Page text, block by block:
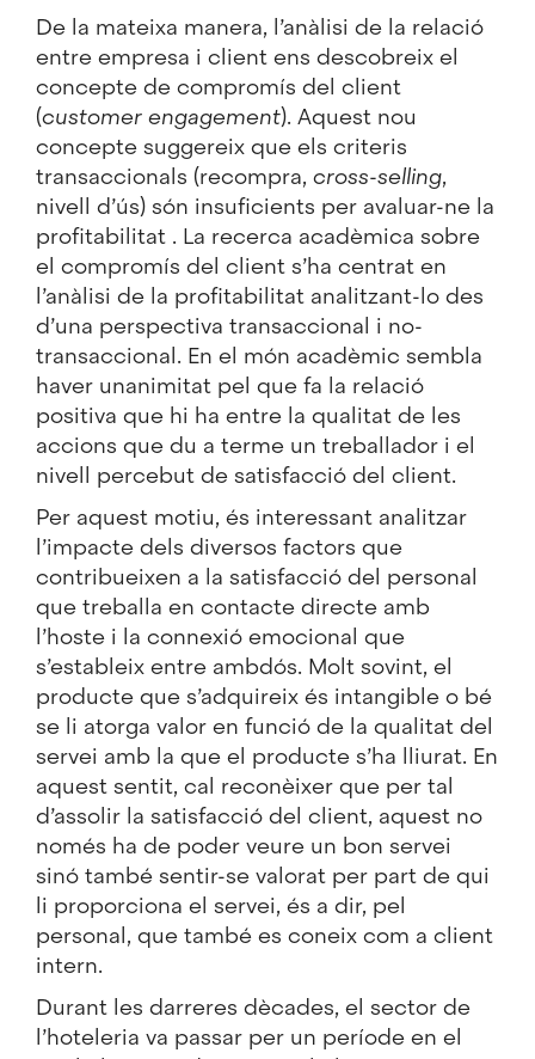
De la mateixa manera, l’anàlisi de la relació
entre empresa i client ens descobreix el
concepte de compromís del client
(customer engagement). Aquest nou
concepte suggereix que els criteris
transaccionals (recompra, cross-selling,
nivell d’ús) són insuficients per avaluar-ne la
profitabilitat . La recerca acadèmica sobre
el compromís del client s’ha centrat en
l’anàlisi de la profitabilitat analitzant-lo des
d’una perspectiva transaccional i no-
transaccional. En el món acadèmic sembla
haver unanimitat pel que fa la relació
positiva que hi ha entre la qualitat de les
accions que du a terme un treballador i el
nivell percebut de satisfacció del client.
Per aquest motiu, és interessant analitzar
l’impacte dels diversos factors que
contribueixen a la satisfacció del personal
que treballa en contacte directe amb
l’hoste i la connexió emocional que
s’estableix entre ambdós. Molt sovint, el
producte que s’adquireix és intangible o bé
se li atorga valor en funció de la qualitat del
servei amb la que el producte s’ha lliurat. En
aquest sentit, cal reconèixer que per tal
d’assolir la satisfacció del client, aquest no
només ha de poder veure un bon servei
sinó també sentir-se valorat per part de qui
li proporciona el servei, és a dir, pel
personal, que també es coneix com a client
intern.
Durant les darreres dècades, el sector de
l’hoteleria va passar per un període en el